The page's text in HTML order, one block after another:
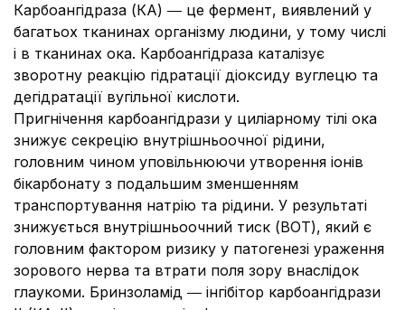
Карбоангідраза (КA) ― це фермент, виявлений у
багатьох тканинах організму людини, у тому числі
і в тканинах ока. Карбоангідраза каталізує
зворотну реакцію гідратації діоксиду вуглецю та
дегідратації вугільної кислоти.
Пригнічення карбоангідрази у циліарному тілі ока
знижує секрецію внутрішньоочної рідини,
головним чином уповільнюючи утворення іонів
бікарбонату з подальшим зменшенням
транспортування натрію та рідини. У результаті
знижується внутрішньоочний тиск (ВОТ), який є
головним фактором ризику у патогенезі ураження
зорового нерва та втрати поля зору внаслідок
глаукоми. Бринзоламід ― інгібітор карбоангідрази